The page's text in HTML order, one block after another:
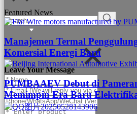
Leave Your Message
Featured News
Manajemen Termal
Komersial Energi Baru
PUMBAAEV Debut di
Memimpin Era Baru